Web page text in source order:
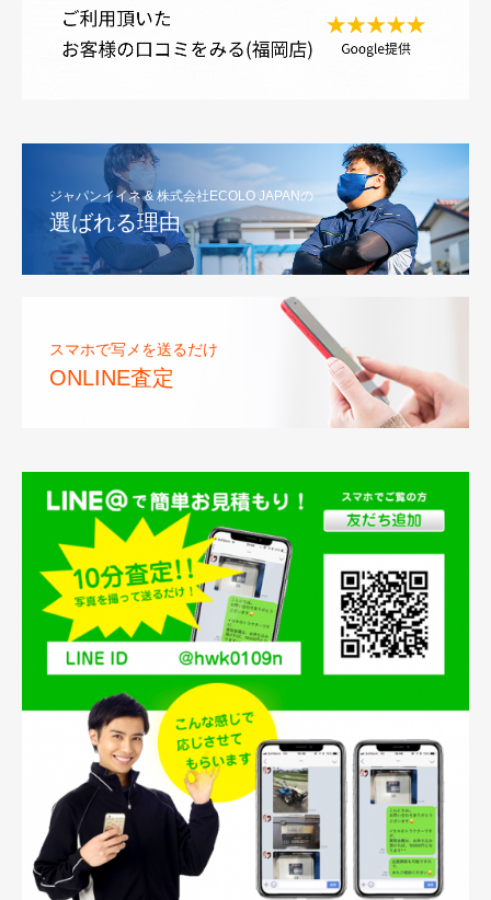
ジャパンイイネ & 株式会社ECOLO JAPANの
選ばれる理由
スマホで写メを送るだけ
ONLINE査定